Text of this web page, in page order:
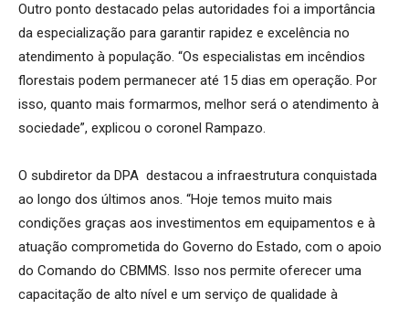
Outro ponto destacado pelas autoridades foi a importância
da especialização para garantir rapidez e excelência no
atendimento à população. “Os especialistas em incêndios
florestais podem permanecer até 15 dias em operação. Por
isso, quanto mais formarmos, melhor será o atendimento à
sociedade”, explicou o coronel Rampazo.
O subdiretor da DPA destacou a infraestrutura conquistada
ao longo dos últimos anos. “Hoje temos muito mais
condições graças aos investimentos em equipamentos e à
atuação comprometida do Governo do Estado, com o apoio
do Comando do CBMMS. Isso nos permite oferecer uma
capacitação de alto nível e um serviço de qualidade à